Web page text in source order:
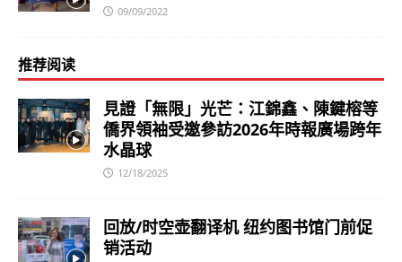
09/09/2022
推荐阅读
見證「無限」光芒：江錦鑫、陳鍵榕等
僑界領袖受邀參訪2026年時報廣場跨年
水晶球
12/18/2025
回放/时空壶翻译机 纽约图书馆门前促
销活动